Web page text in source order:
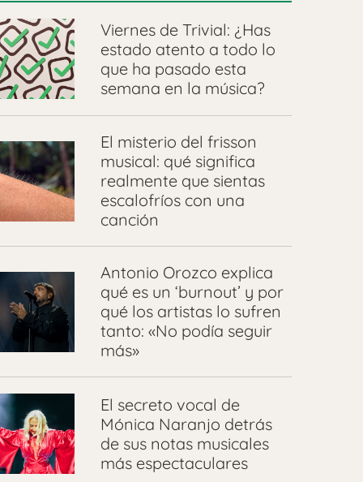
Viernes de Trivial: ¿Has
estado atento a todo lo
que ha pasado esta
semana en la música?
El misterio del frisson
musical: qué significa
realmente que sientas
escalofríos con una
canción
Antonio Orozco explica
qué es un ‘burnout’ y por
qué los artistas lo sufren
tanto: «No podía seguir
más»
El secreto vocal de
Mónica Naranjo detrás
de sus notas musicales
más espectaculares